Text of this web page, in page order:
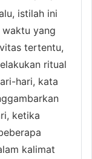
istilah ini
yang
tertentu,
ritual
hari, kata
ketika
kalimat